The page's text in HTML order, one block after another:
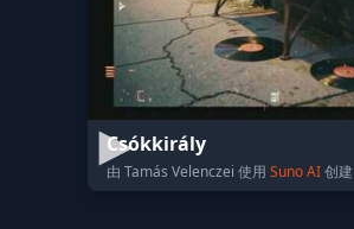
Csókkirály
由 Tamás Velenczei 使用 Suno AI创建